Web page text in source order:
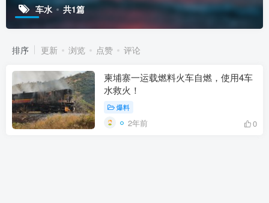
车水 共1篇
排序 更新 浏览 点赞 评论
柬埔寨一运载燃料火车自燃，使用4车
水救火！
爆料
2年前 0